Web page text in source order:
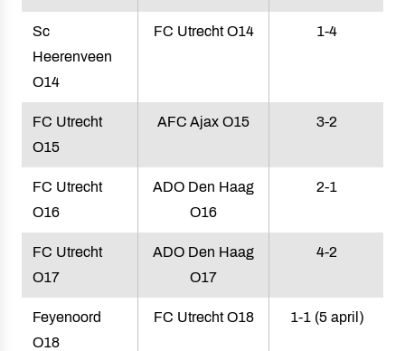
Sc
Heerenveen
O14
FC Utrecht O14 1-4
FC Utrecht
O15
AFC Ajax O15 3-2
FC Utrecht
O16
ADO Den Haag
O16
2-1
FC Utrecht
O17
ADO Den Haag
O17
4-2
Feyenoord
O18
FC Utrecht O18 1-1 (5 april)